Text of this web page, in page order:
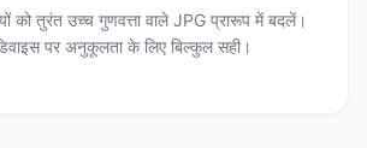
को तुरंत उच्च गुणवत्ता वाले JPG प्रारूप में बदलें।
पर अनुकूलता के लिए बिल्कुल सही।